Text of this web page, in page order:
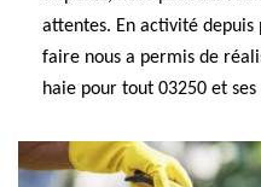
attentes. En activité depuis
faire nous a permis de
haie pour tout 03250 et ses